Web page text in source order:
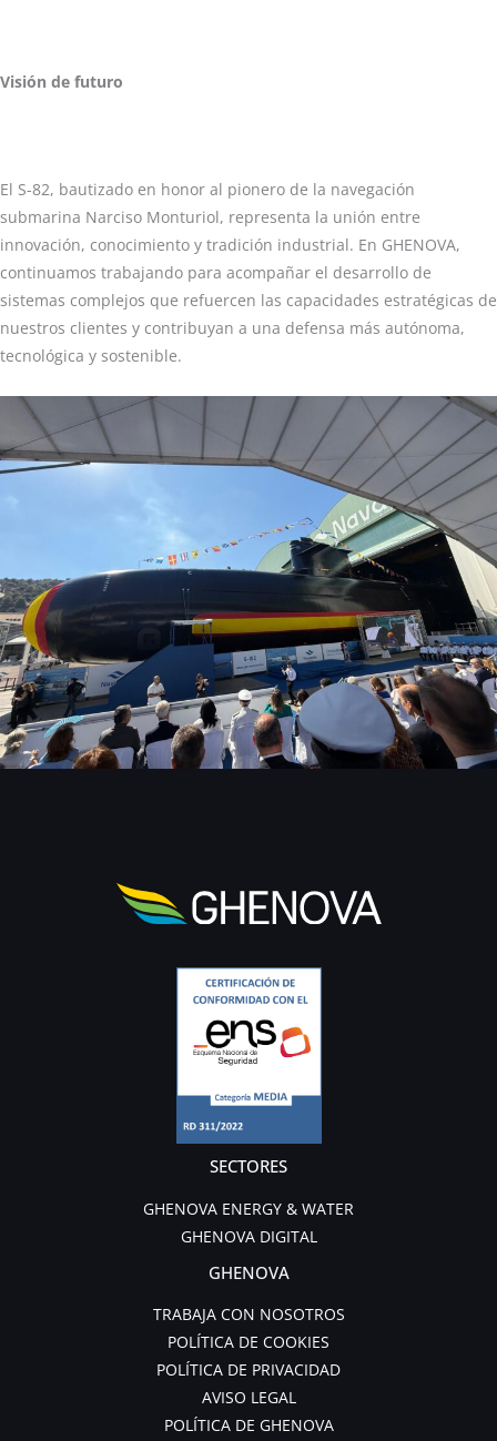
Visión de futuro
El S-82, bautizado en honor al pionero de la navegación
submarina Narciso Monturiol, representa la unión entre
innovación, conocimiento y tradición industrial. En GHENOVA,
continuamos trabajando para acompañar el desarrollo de
sistemas complejos que refuercen las capacidades estratégicas de
nuestros clientes y contribuyan a una defensa más autónoma,
tecnológica y sostenible.
SECTORES
GHENOVA ENERGY & WATER
GHENOVA DIGITAL
GHENOVA
TRABAJA CON NOSOTROS
POLÍTICA DE COOKIES
POLÍTICA DE PRIVACIDAD
AVISO LEGAL
POLÍTICA DE GHENOVA